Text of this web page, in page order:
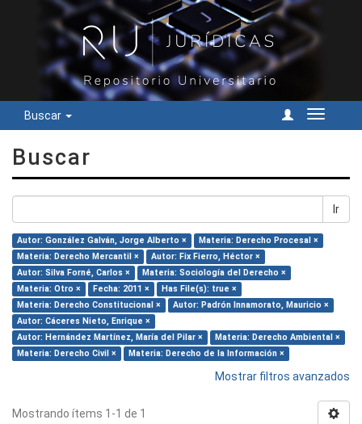
Buscar
Cambiar
Buscar
Ir
Autor: González Galván, Jorge Alberto ×
Materia: Derecho Procesal ×
Materia: Derecho Mercantil ×
Autor: Fix Fierro, Héctor ×
Autor: Silva Forné, Carlos ×
Materia: Sociología del Derecho ×
Materia: Otro ×
Fecha: 2011 ×
Has File(s): true ×
Materia: Derecho Constitucional ×
Autor: Padrón Innamorato, Mauricio ×
Autor: Cáceres Nieto, Enrique ×
Autor: Hernández Martínez, María del Pilar ×
Materia: Derecho Ambiental ×
Materia: Derecho Civil ×
Materia: Derecho de la Información ×
Mostrar filtros avanzados
Mostrando ítems 1-1 de 1